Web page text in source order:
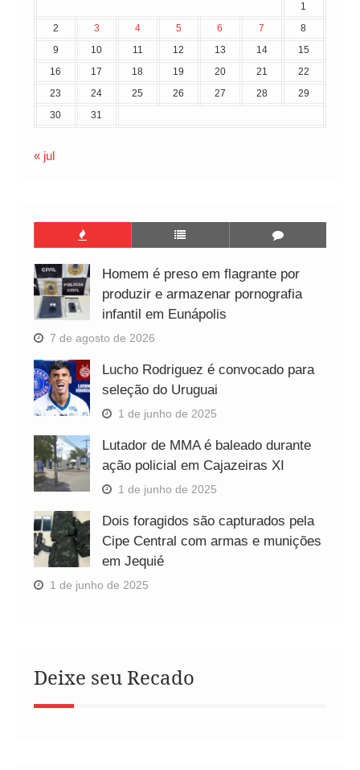
1
2
3 4 5 6 7
8
9
10 11 12 13 14
15
16
17 18 19 20 21
22
23
24 25 26 27 28
29
30
31
« jul
Homem é preso em flagrante por
produzir e armazenar pornografia
infantil em Eunápolis
7 de agosto de 2026
Lucho Rodriguez é convocado para
seleção do Uruguai
1 de junho de 2025
Lutador de MMA é baleado durante
ação policial em Cajazeiras XI
1 de junho de 2025
Dois foragidos são capturados pela
Cipe Central com armas e munições
em Jequié
1 de junho de 2025
Deixe seu Recado